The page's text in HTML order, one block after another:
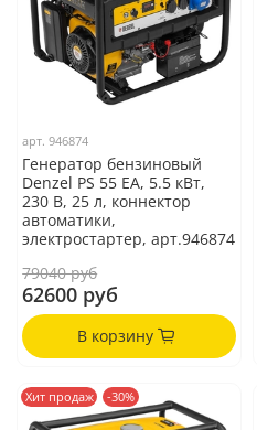
арт.946874
Генератор бензиновый
Denzel PS 55 EA, 5.5 кВт,
230 В, 25 л, коннектор
автоматики,
электростартер, арт.946874
79040 руб
62600 руб
В корзину
Хит продаж -30%